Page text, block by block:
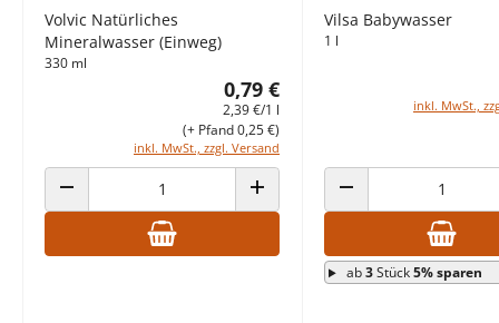
Volvic Natürliches
Mineralwasser (Einweg)
330 ml
0,79 €
2,39 €/1 l
inkl. MwSt., zzgl. Versand
(+ Pfand 0,25 €)
ANZAHL VERRINGERN ANZAHL ERHÖHEN
Vilsa Babywasser
1 l
inkl. MwSt.,
ANZAHL VERRINGERN
ab3Stück5% sparen